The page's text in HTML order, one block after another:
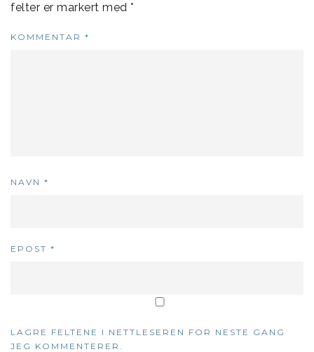
felter er markert med *
KOMMENTAR *
NAVN *
EPOST *
LAGRE FELTENE I NETTLESEREN FOR NESTE GANG
JEG KOMMENTERER.